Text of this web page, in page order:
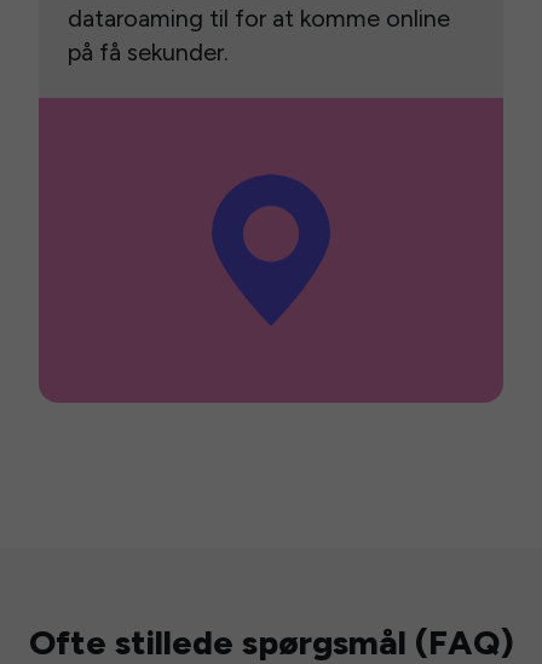
dataroaming til for at komme online
på få sekunder.
Ofte stillede spørgsmål (FAQ)